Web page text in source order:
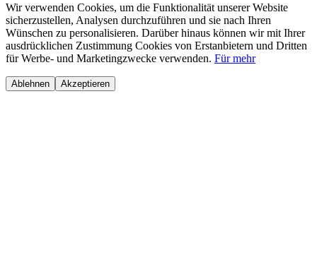
Wir verwenden Cookies, um die Funktionalität unserer Website
sicherzustellen, Analysen durchzuführen und sie nach Ihren
Wünschen zu personalisieren. Darüber hinaus können wir mit Ihrer
ausdrücklichen Zustimmung Cookies von Erstanbietern und Dritten
für Werbe- und Marketingzwecke verwenden. Für mehr
Ablehnen Akzeptieren